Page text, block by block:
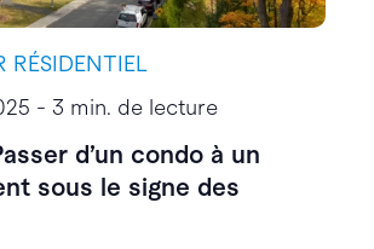
RÉSIDENTIEL
- 3 min. de lecture
d’un condo à un
sous le signe des